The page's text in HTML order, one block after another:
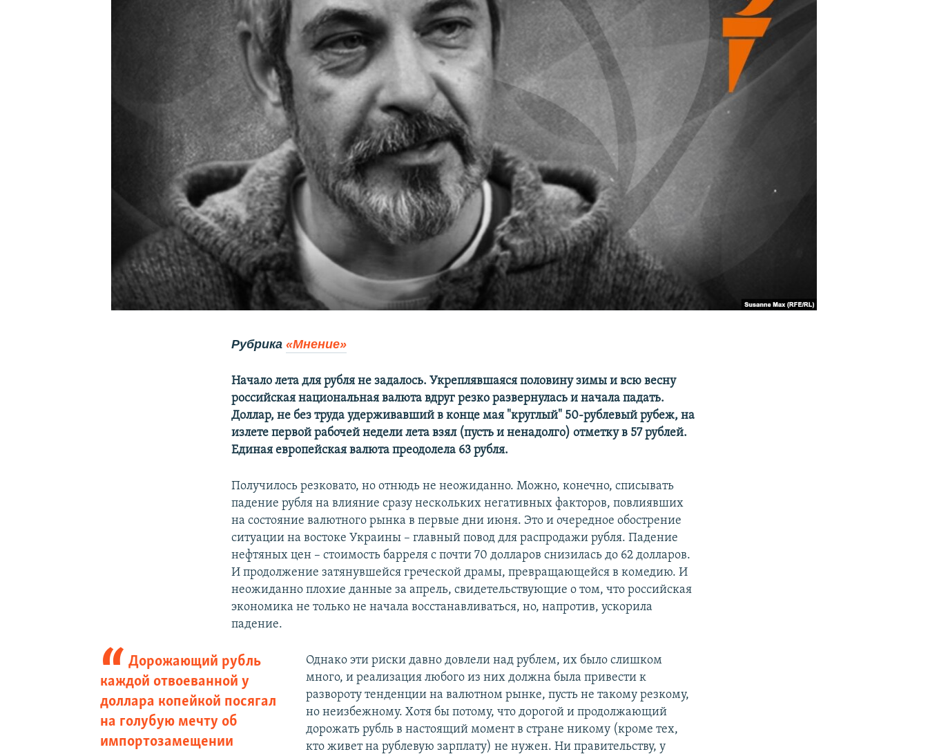
Рубрика «Мнение»
Начало лета для рубля не задалось. Укреплявшаяся половину зимы и всю весну
российская национальная валюта вдруг резко развернулась и начала падать.
Доллар, не без труда удерживавший в конце мая "круглый" 50-рублевый рубеж, на
излете первой рабочей недели лета взял (пусть и ненадолго) отметку в 57 рублей.
Единая европейская валюта преодолела 63 рубля.
Получилось резковато, но отнюдь не неожиданно. Можно, конечно, списывать
падение рубля на влияние сразу нескольких негативных факторов, повлиявших
на состояние валютного рынка в первые дни июня. Это и очередное обострение
ситуации на востоке Украины – главный повод для распродажи рубля. Падение
нефтяных цен – стоимость барреля с почти 70 долларов снизилась до 62 долларов.
И продолжение затянувшейся греческой драмы, превращающейся в комедию. И
неожиданно плохие данные за апрель, свидетельствующие о том, что российская
экономика не только не начала восстанавливаться, но, напротив, ускорила
падение.
Дорожающий рубль
каждой отвоеванной у
доллара копейкой посягал
на голубую мечту об
импортозамещении
Однако эти риски давно довлели над рублем, их было слишком
много, и реализация любого из них должна была привести к
развороту тенденции на валютном рынке, пусть не такому резкому,
но неизбежному. Хотя бы потому, что дорогой и продолжающий
дорожать рубль в настоящий момент в стране никому (кроме тех,
кто живет на рублевую зарплату) не нужен. Ни правительству, у